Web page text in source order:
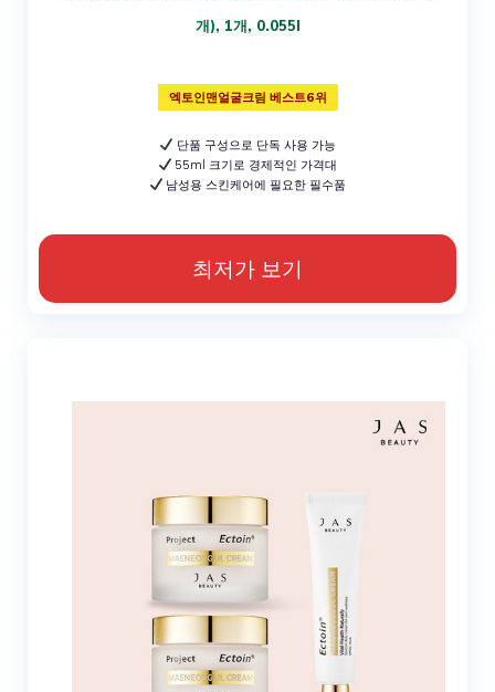
개), 1개, 0.055l
엑토인맨얼굴크림 베스트6위
단품 구성으로 단독 사용 가능
55ml 크기로 경제적인 가격대
남성용 스킨케어에 필요한 필수품
최저가 보기